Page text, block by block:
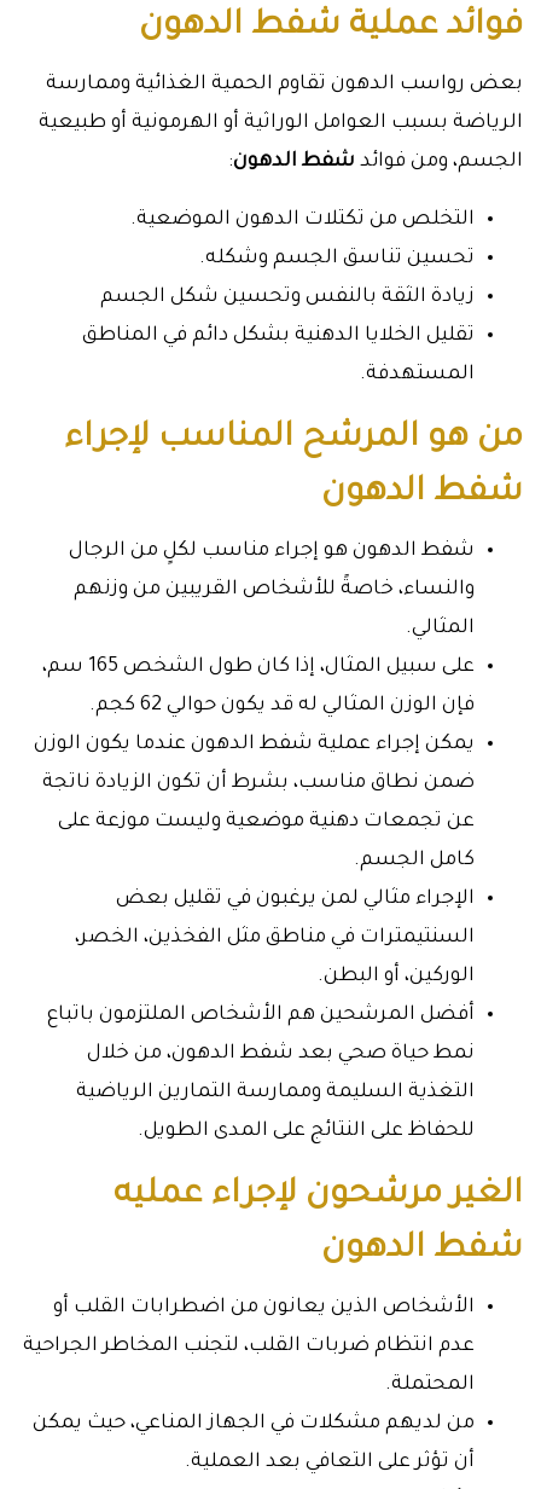
فوائد عملية شفط الدهون
بعض رواسب الدهون تقاوم الحمية الغذائية وممارسة
الرياضة بسبب العوامل الوراثية أو الهرمونية أو طبيعية
الجسم، ومن فوائد شفط الدهون:
التخلص من تكتلات الدهون الموضعية.
تحسين تناسق الجسم وشكله.
زيادة الثقة بالنفس وتحسين شكل الجسم
تقليل الخلايا الدهنية بشكل دائم في المناطق
المستهدفة.
من هو المرشح المناسب لإجراء
شفط الدهون
شفط الدهون هو إجراء مناسب لكلٍ من الرجال
والنساء، خاصةً للأشخاص القريبين من وزنهم
المثالي.
على سبيل المثال، إذا كان طول الشخص 165 سم،
فإن الوزن المثالي له قد يكون حوالي 62 كجم.
يمكن إجراء عملية شفط الدهون عندما يكون الوزن
ضمن نطاق مناسب، بشرط أن تكون الزيادة ناتجة
عن تجمعات دهنية موضعية وليست موزعة على
كامل الجسم.
الإجراء مثالي لمن يرغبون في تقليل بعض
السنتيمترات في مناطق مثل الفخذين، الخصر،
الوركين، أو البطن.
أفضل المرشحين هم الأشخاص الملتزمون باتباع
نمط حياة صحي بعد شفط الدهون، من خلال
التغذية السليمة وممارسة التمارين الرياضية
للحفاظ على النتائج على المدى الطويل.
الغير مرشحون لإجراء عمليه
شفط الدهون
الأشخاص الذين يعانون من اضطرابات القلب أو
عدم انتظام ضربات القلب، لتجنب المخاطر الجراحية
المحتملة.
من لديهم مشكلات في الجهاز المناعي، حيث يمكن
أن تؤثر على التعافي بعد العملية.